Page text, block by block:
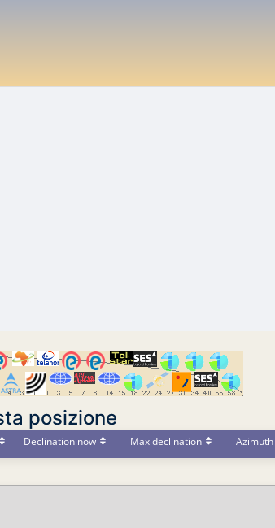
posizione
Declination now Max declination Azimuth